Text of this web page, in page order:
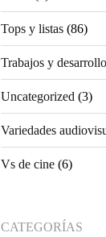
Tops y listas (86)
Trabajos y desarrollo
Uncategorized (3)
Variedades
Vs de cine (6)
CATEGORÍAS